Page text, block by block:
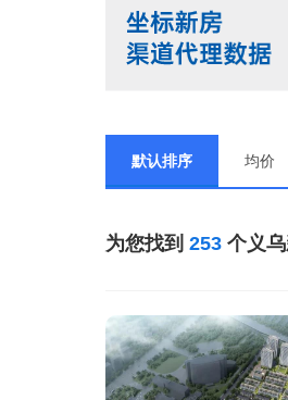
默认排序 均价
为您找到 253 个义